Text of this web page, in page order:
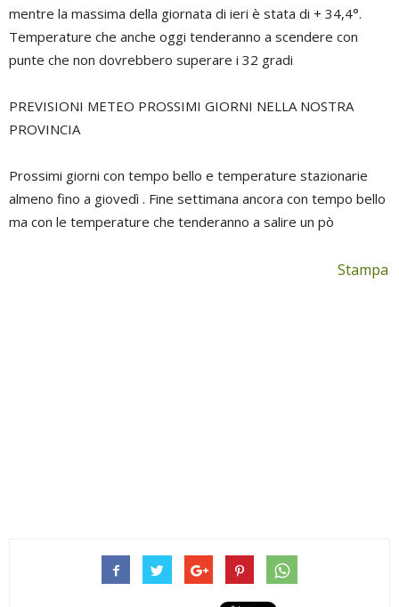
mentre la massima della giornata di ieri è stata di + 34,4°.
Temperature che anche oggi tenderanno a scendere con
punte che non dovrebbero superare i 32 gradi
PREVISIONI METEO PROSSIMI GIORNI NELLA NOSTRA
PROVINCIA
Prossimi giorni con tempo bello e temperature stazionarie
almeno fino a giovedì . Fine settimana ancora con tempo bello
ma con le temperature che tenderanno a salire un pò
Stampa